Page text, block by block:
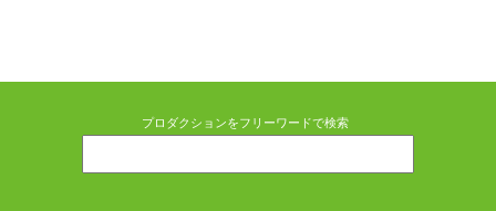
プロダクションをフリーワードで検索